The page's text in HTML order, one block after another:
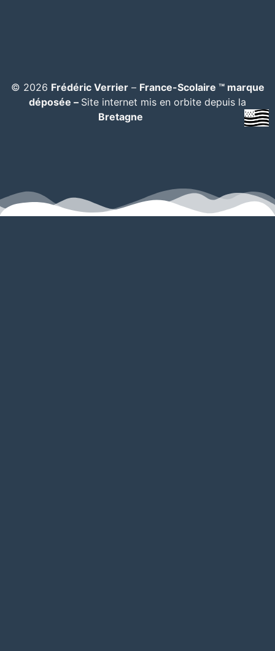
© 2026 Frédéric Verrier– France-Scolaire ™ marque
déposée – Site internet mis en orbite depuis la
Bretagne